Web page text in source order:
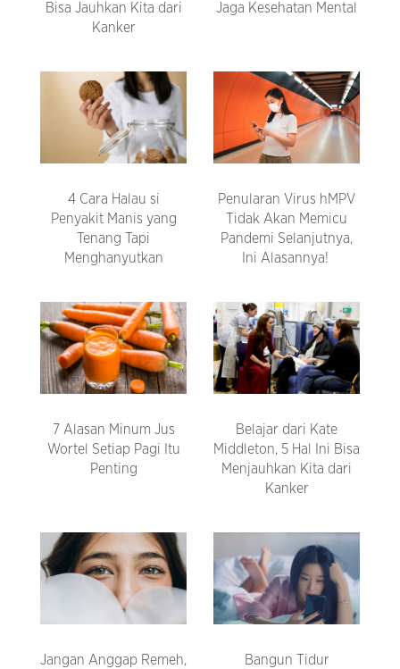
Bisa Jauhkan Kita dari
Kanker
Jaga Kesehatan Mental
4 Cara Halau si
Penyakit Manis yang
Tenang Tapi
Menghanyutkan
Penularan Virus hMPV
Tidak Akan Memicu
Pandemi Selanjutnya,
Ini Alasannya!
7 Alasan Minum Jus
Wortel Setiap Pagi Itu
Penting
Belajar dari Kate
Middleton, 5 Hal Ini Bisa
Menjauhkan Kita dari
Kanker
Jangan Anggap Remeh,
Bangun Tidur